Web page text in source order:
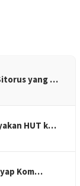
yang …
HUT k…
Kom…